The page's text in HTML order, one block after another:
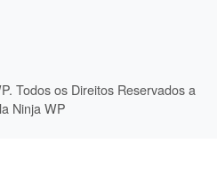
Todos os Direitos Reservados a
Ninja WP